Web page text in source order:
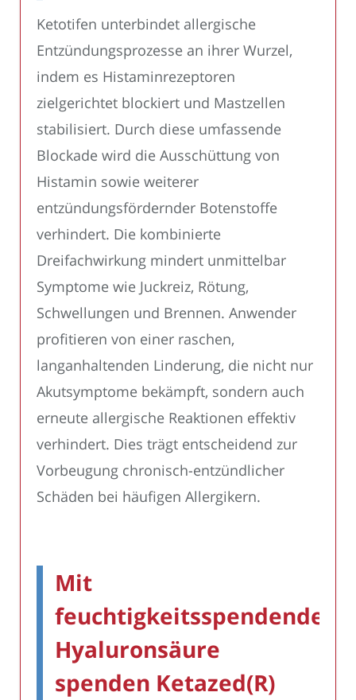
Ketotifen unterbindet allergische
Entzündungsprozesse an ihrer Wurzel,
indem es Histaminrezeptoren
zielgerichtet blockiert und Mastzellen
stabilisiert. Durch diese umfassende
Blockade wird die Ausschüttung von
Histamin sowie weiterer
entzündungsfördernder Botenstoffe
verhindert. Die kombinierte
Dreifachwirkung mindert unmittelbar
Symptome wie Juckreiz, Rötung,
Schwellungen und Brennen. Anwender
profitieren von einer raschen,
langanhaltenden Linderung, die nicht nur
Akutsymptome bekämpft, sondern auch
erneute allergische Reaktionen effektiv
verhindert. Dies trägt entscheidend zur
Vorbeugung chronisch-entzündlicher
Schäden bei häufigen Allergikern.
Mit
feuchtigkeitsspendender
Hyaluronsäure
spenden Ketazed(R)